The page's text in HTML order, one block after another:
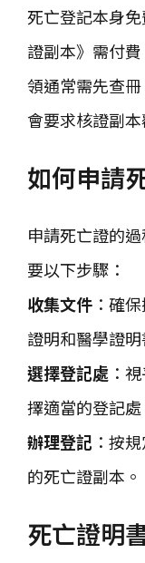
死亡登記本身
證副本》需付
領通常需先查冊
會要求核證副
如何申請
申請死亡證的
要以下步驟：
收集文件 ：確
證明和醫學證明
選擇登記處 ：
擇適當的登記處
辦理登記 ：按
的死亡證副本。
死亡證明